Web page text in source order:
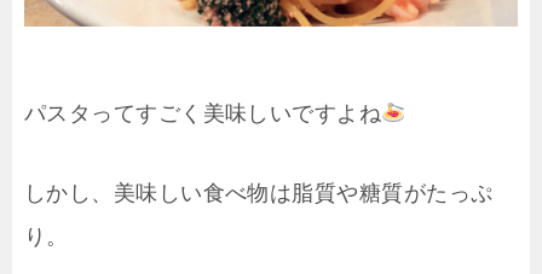
パスタってすごく美味しいですよね
しかし、美味しい食べ物は脂質や糖質がたっぷ
り。